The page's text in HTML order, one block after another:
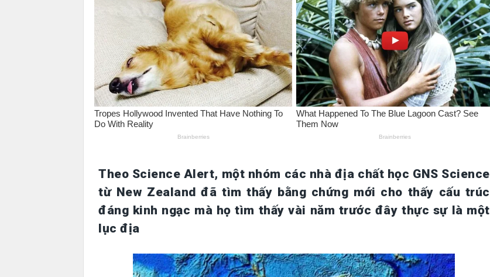
Theo Science Alert, một nhóm các nhà địa chất học GNS Science
từ New Zealand đã tìm thấy bằng chứng mới cho thấy cấu trúc
đáng kinh ngạc mà họ tìm thấy vài năm trước đây thực sự là một
lục địa